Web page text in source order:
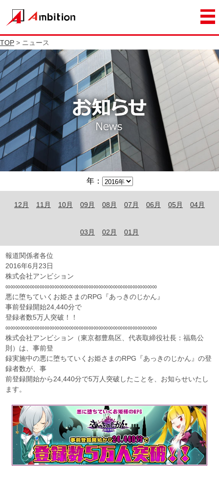
TOP > ニュース
年：
12月 11月 10月 09月 08月 07月 06月 05月 04月
03月 02月 01月
報道関係者各位
2016年6月23日
株式会社アンビション
∞∞∞∞∞∞∞∞∞∞∞∞∞∞∞∞∞∞∞∞∞∞∞∞∞∞∞∞∞∞∞
悪に堕ちていくお姫さまのRPG『あっきのじかん』
事前登録開始24,440分で
登録者数5万人突破！！
∞∞∞∞∞∞∞∞∞∞∞∞∞∞∞∞∞∞∞∞∞∞∞∞∞∞∞∞∞∞∞
株式会社アンビション（東京都豊島区、代表取締役社長：福島公
則）は、事前登
録実施中の悪に堕ちていくお姫さまのRPG『あっきのじかん』の登
録者数が、事
前登録開始から24,440分で5万人突破したことを、お知らせいたし
ます。